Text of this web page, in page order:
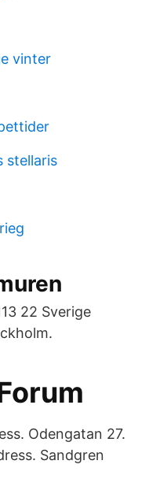
vinter
stellaris
22 Sverige
Odengatan 27.
Sandgren